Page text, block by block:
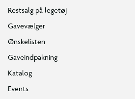
Restsalg på legetøj
Gavevælger
Ønskelisten
Gaveindpakning
Katalog
Events